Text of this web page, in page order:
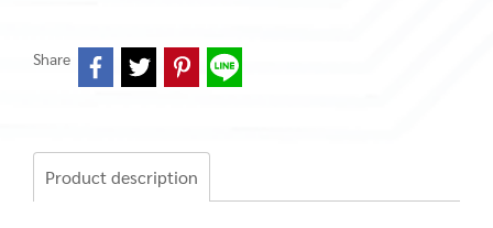
Share
Product description